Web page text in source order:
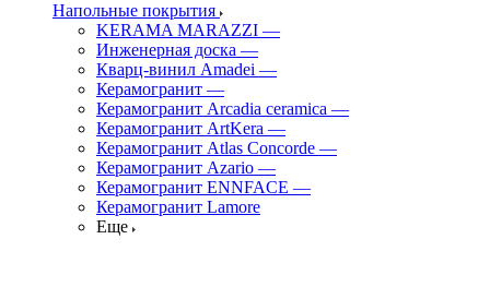
Напольные покрытия
KERAMA MARAZZI —
Инженерная доска —
Кварц-винил Amadei —
Керамогранит —
Керамогранит Arcadia ceramica —
Керамогранит ArtKera —
Керамогранит Atlas Concorde —
Керамогранит Azario —
Керамогранит ENNFACE —
Керамогранит Lamore
Еще